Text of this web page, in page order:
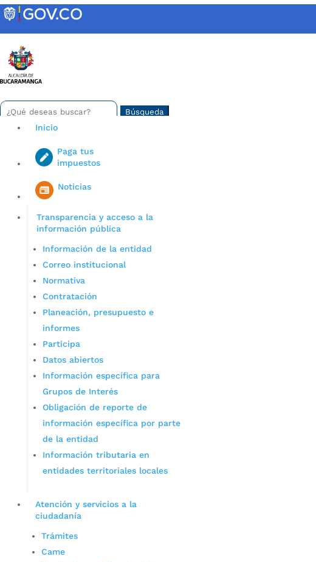
Skip
to
Buscar:
Search
for...
Iniciar sesión en gov co
Inicio
Paga tus
impuestos
Noticias
Transparencia y acceso a la
información pública
Información de la entidad
Correo institucional
Normativa
Contratación
Planeación, presupuesto e
informes
Participa
Datos abiertos
Información específica para
Grupos de Interés
Obligación de reporte de
información específica por parte
de la entidad
Información tributaria en
entidades territoriales locales
Atención y servicios a la
ciudadanía
Trámites
Came